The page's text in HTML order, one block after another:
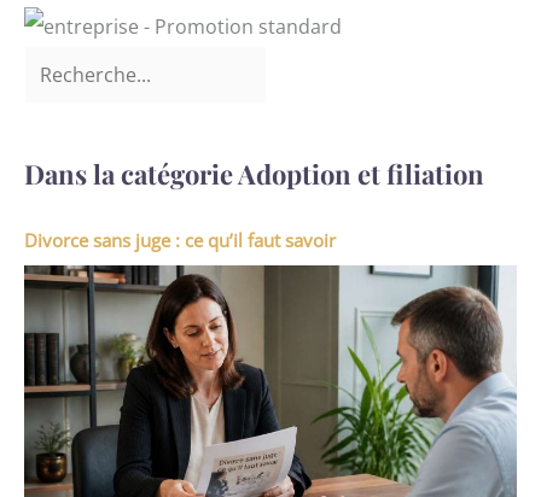
Dans la catégorie Adoption et filiation
Divorce sans juge : ce qu’il faut savoir